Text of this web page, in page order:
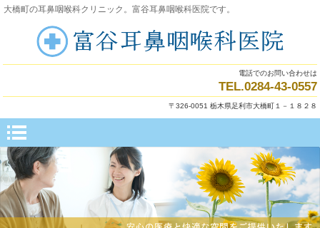
大橋町の耳鼻咽喉科クリニック。富谷耳鼻咽喉科医院です。
電話でのお問い合わせは
TEL.0284-43-0557
〒326-0051 栃木県足利市大橋町１－１８２８